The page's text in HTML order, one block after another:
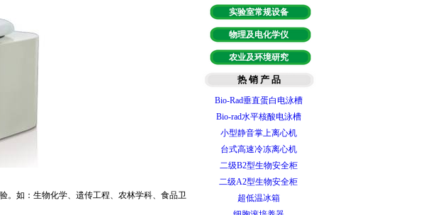
。如：生物化学、遗传工程、农林学科、食品卫
实验室常规设备
物理及电化学仪
农业及环境研究
热 销 产 品
智能梯度PCR仪
T100型梯度PCR仪
微量分光光度计
Bio-rad 基础型电源
Bio-Rad垂直蛋白电泳槽
Bio-rad水平核酸电泳槽
小型静音掌上离心机
台式高速冷冻离心机
二级B2型生物安全柜
二级A2型生物安全柜
超低温冰箱
细胞滚培养器